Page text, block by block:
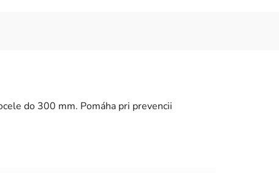
do 300 mm. Pomáha pri prevencii